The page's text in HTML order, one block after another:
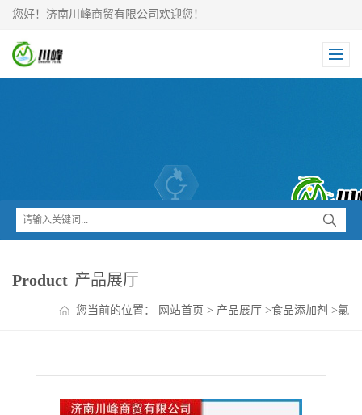
您好！济南川峰商贸有限公司欢迎您！
Product 产品展厅
您当前的位置： 网站首页 > 产品展厅 >食品添加剂 >氯